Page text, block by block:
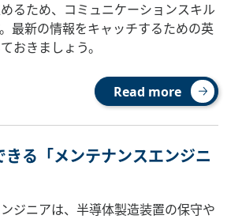
るため、コミュニケーションスキル
最新の情報をキャッチするための英
おきましょう。
Read more
きる「メンテナンスエンジニ
ジニアは、半導体製造装置の保守や